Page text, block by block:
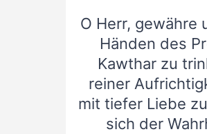
O Herr, gewähre
Händen des
Kawthar zu
reiner
mit tiefer Liebe
sich der